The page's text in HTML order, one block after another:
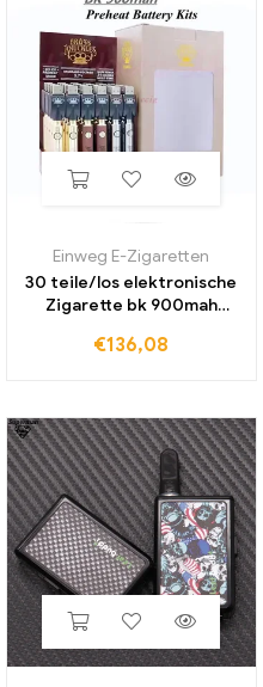
Einweg E-Zigaretten
30 teile/los elektronische
Zigarette bk 900mah
Thread Display Blister
€136,08